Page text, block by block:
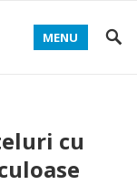
MENU
cu